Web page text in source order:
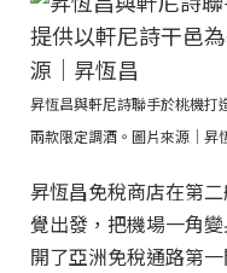
昇恆昌與軒尼詩聯手於桃機打
兩款限定調酒。圖片來源｜昇
昇恆昌免稅商店在第
覺出發，把機場一角
開了亞洲免稅通路第